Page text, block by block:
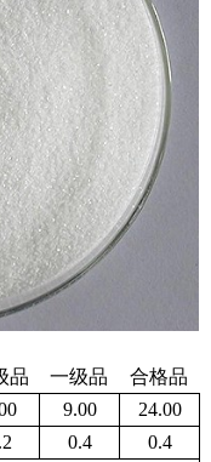
品 一级品
合格品
9.00
24.00
0.4
0.4